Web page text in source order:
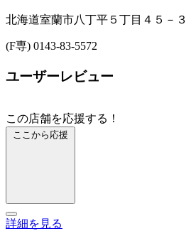
北海道室蘭市八丁平５丁目４５－３
(F専) 0143-83-5572
ユーザーレビュー
この店舗を応援する！
ここから応援
詳細を見る